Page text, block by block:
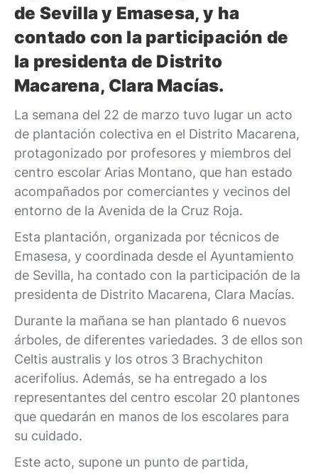
de Sevilla y Emasesa, y ha
contado con la participación de
la presidenta de Distrito
Macarena, Clara Macías.
La semana del 22 de marzo tuvo lugar un acto
de plantación colectiva en el Distrito Macarena,
protagonizado por profesores y miembros del
centro escolar Arias Montano, que han estado
acompañados por comerciantes y vecinos del
entorno de la Avenida de la Cruz Roja.
Esta plantación, organizada por técnicos de
Emasesa, y coordinada desde el Ayuntamiento
de Sevilla, ha contado con la participación de la
presidenta de Distrito Macarena, Clara Macías.
Durante la mañana se han plantado 6 nuevos
árboles, de diferentes variedades. 3 de ellos son
Celtis australis y los otros 3 Brachychiton
acerifolius. Además, se ha entregado a los
representantes del centro escolar 20 plantones
que quedarán en manos de los escolares para
su cuidado.
Este acto, supone un punto de partida,